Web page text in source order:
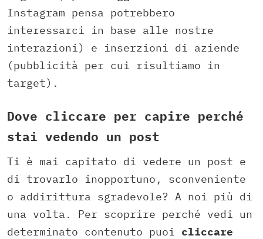
Instagram pensa potrebbero
interessarci in base alle nostre
interazioni) e inserzioni di aziende
(pubblicità per cui risultiamo in
target).
Dove cliccare per capire perché
stai vedendo un post
Ti è mai capitato di vedere un post e
di trovarlo inopportuno, sconveniente
o addirittura sgradevole? A noi più di
una volta. Per scoprire perché vedi un
determinato contenuto puoi cliccare